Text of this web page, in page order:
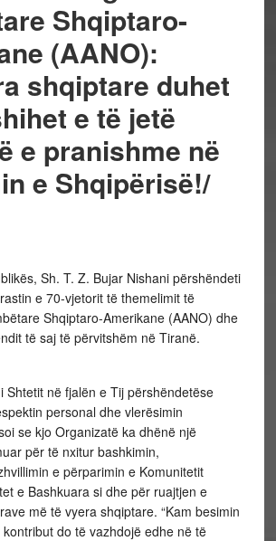
Shqiptaro-
(AANO):
shqiptare duhet
e të jetë
e pranishme në
e Shqipërisë!/
Sh. T. Z. Bujar Nishani përshëndeti
e 70-vjetorit të themelimit të
Shqiptaro-Amerikane (AANO) dhe
të saj të përvitshëm në Tiranë.
Shtetit në fjalën e Tij përshëndetëse
personal dhe vlerësimin
se kjo Organizatë ka dhënë një
për të nxitur bashkimin,
e përparimin e Komunitetit
e Bashkuara si dhe për ruajtjen e
më të vyera shqiptare. “Kam besimin
do të vazhdojë edhe në të